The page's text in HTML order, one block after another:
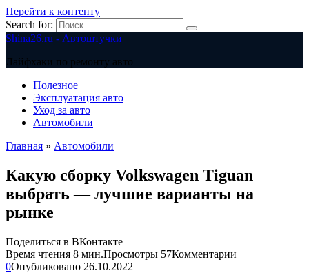
Перейти к контенту
Search for:
Shina26.ru - Автоштучки
Лайфхаки по ремонту авто
Полезное
Эксплуатация авто
Уход за авто
Автомобили
Главная » Автомобили
Какую сборку Volkswagen Tiguan
выбрать — лучшие варианты на
рынке
Поделиться в ВКонтакте
Время чтения 8 мин.Просмотры 57Комментарии
0Опубликовано 26.10.2022